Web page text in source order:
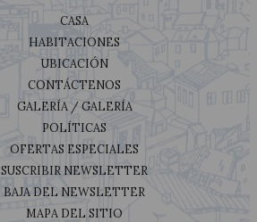
CASA
HABITACIONES
UBICACIÓN
CONTÁCTENOS
GALERÍA / GALERÍA
POLÍTICAS
OFERTAS ESPECIALES
SUSCRIBIR NEWSLETTER
BAJA DEL NEWSLETTER
MAPA DEL SITIO